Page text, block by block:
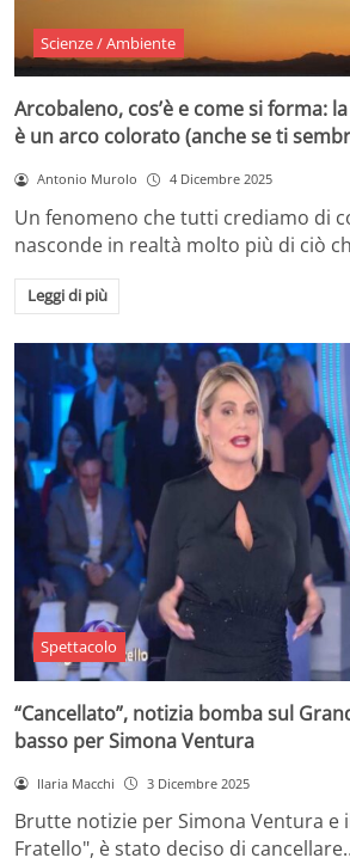
Scienze / Ambiente
Arcobaleno, cos’è e come si forma:
è un arco colorato (anche se ti
Antonio Murolo 4 Dicembre 2025
Un fenomeno che tutti crediamo di
nasconde in realtà molto più di ciò
Leggi di più
Spettacolo
“Cancellato”, notizia bomba sul
basso per Simona Ventura
Ilaria Macchi 3 Dicembre 2025
Brutte notizie per Simona Ventura e
Fratello", è stato deciso di